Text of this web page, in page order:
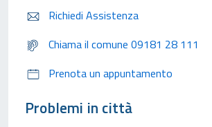
Richiedi Assistenza
Chiama il comune 09181 28 111
Prenota un appuntamento
Problemi in città